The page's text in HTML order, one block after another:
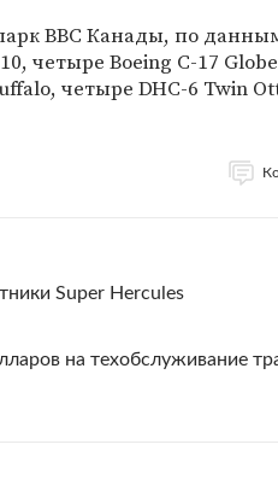
ВВС Канады, по
четыре Boeing C-17
четыре DHC-6 Twin
Super Hercules
на техобслуживание